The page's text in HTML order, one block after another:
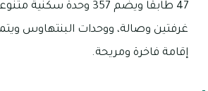
47 طابقًا ويضم 357
غرفتين وصالة، ووحدات البنتهاوس
إقامة فاخرة ومريحة.